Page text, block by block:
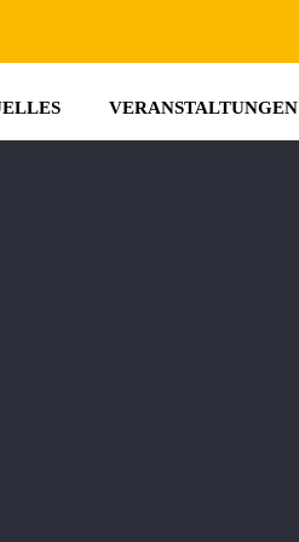
VERANSTALTUNGEN